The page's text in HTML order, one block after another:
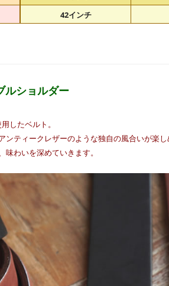
42インチ
ルショルダー
したベルト。
ティークレザーのような独自の風合いが楽し
わいを深めていきます。